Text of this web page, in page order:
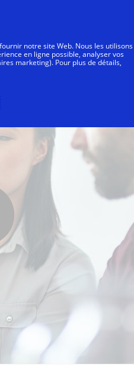
notre site Web. Nous les utilisons
en ligne possible, analyser vos
marketing). Pour plus de détails,